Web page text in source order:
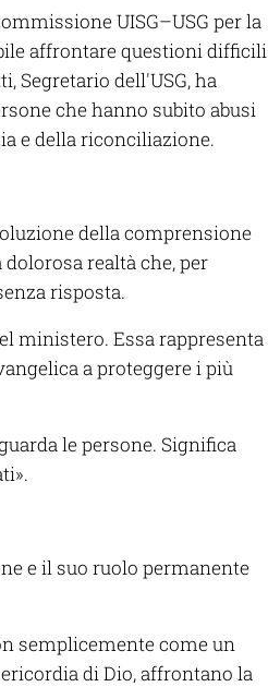
UISG–USG per la
affrontare questioni difficili
Segretario dell'USG, ha
che hanno subito abusi
e della riconciliazione.
della comprensione
realtà che, per
risposta.
ministero. Essa rappresenta
a proteggere i più
le persone. Significa
e il suo ruolo permanente
semplicemente come un
di Dio, affrontano la